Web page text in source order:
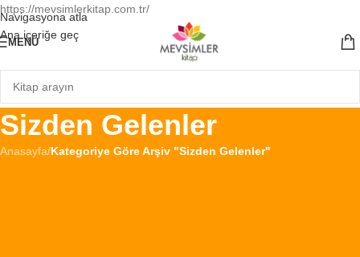
https://mevsimlerkitap.com.tr/
Navigasyona atla
Ana içeriğe geç
MENÜ
Sizden Gelenler
Anasayfa/Kategoriye Göre Arşiv "Sizden Gelenler"